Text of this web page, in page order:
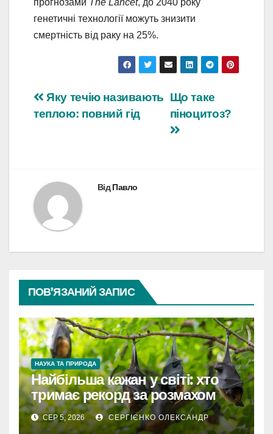
прогнозами The Lancet, до 2040 року
генетичні технології можуть знизити
смертність від раку на 25%.
Навігація
Що таке
піноцитоз?
Яку течію називають
теплою: повний гід
ВідПавло
ПОВ’ЯЗАНИЙ ЗАПИС
НАУКА ТА ПРИРОДА
Найбільша кажан у світі: хто
тримає рекорд за розмахом
крил
СЕР 5, 2026 СЕРГІЄНКО ОЛЕКСАНДР